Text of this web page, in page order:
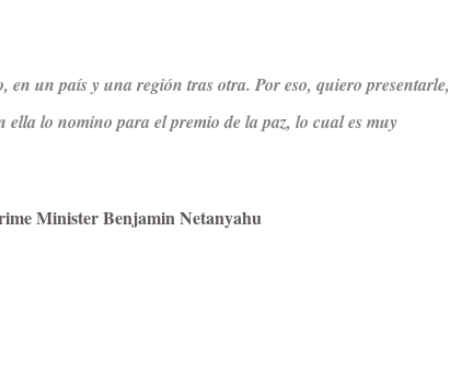
en un país y una región tras otra. Por eso, quiero presentarle,
lo nomino para el premio de la paz, lo cual es muy
Minister Benjamin Netanyahu